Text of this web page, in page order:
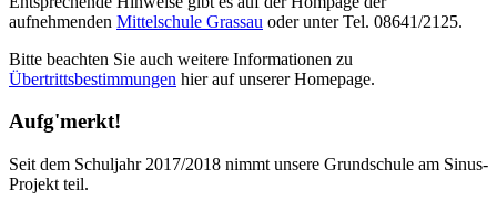
aufnehmenden Mittelschule Grassau oder unter Tel. 08641/2125.
Bitte beachten Sie auch weitere Informationen zu
Übertrittsbestimmungen hier auf unserer Homepage.
Aufg'merkt!
Seit dem Schuljahr 2017/2018 nimmt unsere Grundschule am Sinus-
Projekt teil.